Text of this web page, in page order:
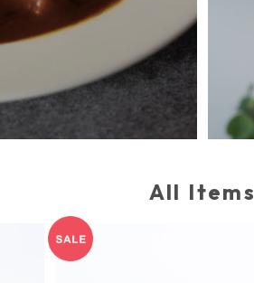
All Items